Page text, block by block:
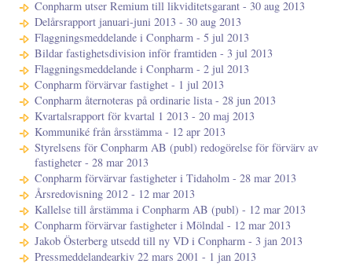
Conpharm utser Remium till likviditetsgarant - 30 aug 2013
Delårsrapport januari-juni 2013 - 30 aug 2013
Flaggningsmeddelande i Conpharm - 5 jul 2013
Bildar fastighetsdivision inför framtiden - 3 jul 2013
Flaggningsmeddelande i Conpharm - 2 jul 2013
Conpharm förvärvar fastighet - 1 jul 2013
Conpharm åternoteras på ordinarie lista - 28 jun 2013
Kvartalsrapport för kvartal 1 2013 - 20 maj 2013
Kommuniké från årsstämma - 12 apr 2013
Styrelsens för Conpharm AB (publ) redogörelse för förvärv av
fastigheter - 28 mar 2013
Conpharm förvärvar fastigheter i Tidaholm - 28 mar 2013
Årsredovisning 2012 - 12 mar 2013
Kallelse till årstämma i Conpharm AB (publ) - 12 mar 2013
Conpharm förvärvar fastigheter i Mölndal - 12 mar 2013
Jakob Österberg utsedd till ny VD i Conpharm - 3 jan 2013
Pressmeddelandearkiv 22 mars 2001 - 1 jan 2013